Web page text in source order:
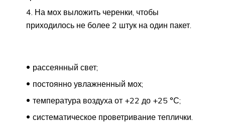
На мох выложить черенки, чтобы
приходилось не более 2 штук на один пакет.
рассеянный свет;
постоянно увлажненный мох;
температура воздуха от +22 до +25 °С;
систематическое проветривание теплички.